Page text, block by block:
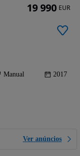
Manual 2017
Ver anúncios
19 990 EUR